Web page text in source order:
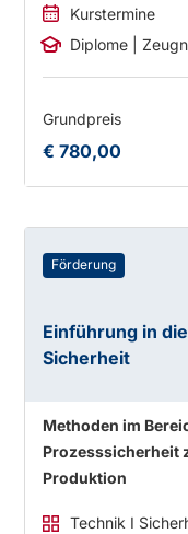
Kurstermine
Diplome |
Grundpreis
€ 780,00
Förderung
Einführung in
Sicherheit
Methoden im
Prozesssicherheit
Produktion
Technik I